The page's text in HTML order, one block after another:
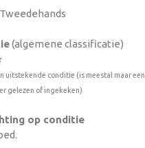
(algemene classificatie)
uitstekende conditie (is meestal maar een
gelezen of ingekeken)
op conditie